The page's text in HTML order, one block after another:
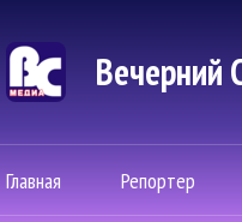
Вечерний
Главная Репортер